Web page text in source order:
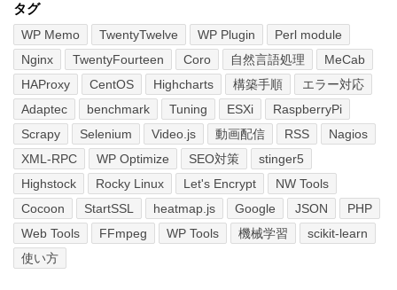
タグ
WP Memo TwentyTwelve WP Plugin
Perl module
Nginx
TwentyFourteen Coro 自然言語処理
MeCab
HAProxy
CentOS Highcharts 構築手順
エラー対応
Adaptec
benchmark Tuning ESXi
RaspberryPi
Scrapy
Selenium Video.js 動画配信 RSS
Nagios
XML-RPC
WP Optimize SEO対策
stinger5
Highstock
Rocky Linux Let's Encrypt
NW Tools
Cocoon
StartSSL heatmap.js Google JSON
PHP
Web Tools
FFmpeg WP Tools 機械学習
scikit-learn
使い方